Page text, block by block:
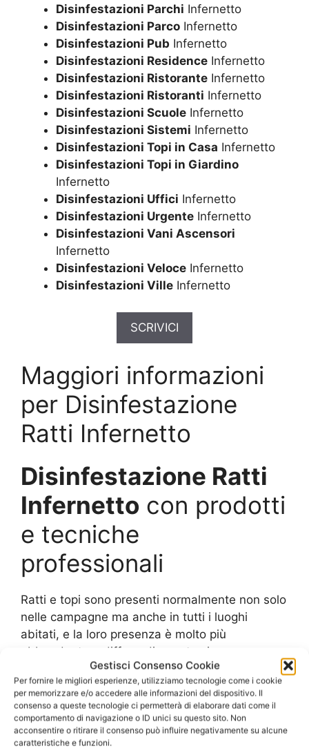
Gestisci Consenso Cookie
Per fornire le migliori esperienze, utilizziamo tecnologie come i cookie
per memorizzare e/o accedere alle informazioni del dispositivo. Il
consenso a queste tecnologie ci permetterà di elaborare dati come il
comportamento di navigazione o ID unici su questo sito. Non
acconsentire o ritirare il consenso può influire negativamente su alcune
caratteristiche e funzioni.
Disinfestazioni Parchi Infernetto
Disinfestazioni Parco Infernetto
Disinfestazioni Pub Infernetto
Disinfestazioni Residence Infernetto
Disinfestazioni Ristorante Infernetto
Disinfestazioni Ristoranti Infernetto
Disinfestazioni Scuole Infernetto
Disinfestazioni Sistemi Infernetto
Disinfestazioni Topi in Casa Infernetto
Disinfestazioni Topi in Giardino
Infernetto
Disinfestazioni Uffici Infernetto
Disinfestazioni Urgente Infernetto
Disinfestazioni Vani Ascensori
Infernetto
Disinfestazioni Veloce Infernetto
Disinfestazioni Ville Infernetto
SCRIVICI
Maggiori informazioni
per Disinfestazione
Ratti Infernetto
Disinfestazione Ratti
Infernetto con prodotti
e tecniche
professionali
Ratti e topi sono presenti normalmente non solo
nelle campagne ma anche in tutti i luoghi
abitati, e la loro presenza è molto più
abbondante e diffusa di quanto si possa
Se la loro presenza dovesse svilupparsi fino a
diventare una vera e propria infestazione,
diventa necessario ricorrere a mezzi e tecniche